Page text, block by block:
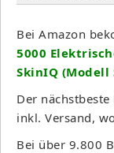
Bei Amazon
5000
SkinIQ (Modell
Der
inkl. Versand,
Bei über 9.800